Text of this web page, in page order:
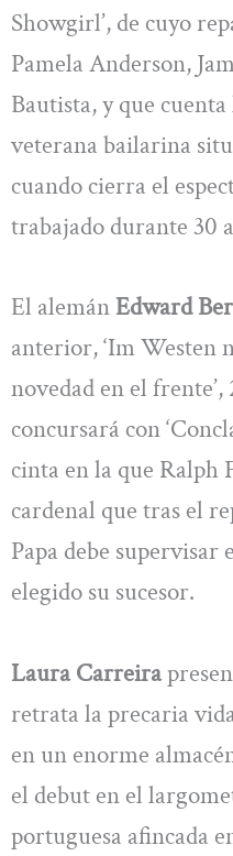
Showgirl’, de cuyo
Pamela Anderson,
Bautista, y que
veterana bailarina
cuando cierra el
trabajado durante 30
El alemánEdward
anterior, ‘Im Westen
novedad en el
concursará con
cinta en la que Ralph
cardenal que tras el
Papa debe supervisar
elegido su sucesor.
Laura Carreira
retrata la precaria
en un enorme
el debut en el
portuguesa afincada